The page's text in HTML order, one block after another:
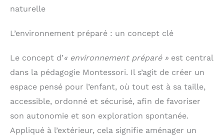
naturelle
L’environnement préparé : un concept clé
Le concept d’« environnement préparé » est central
dans la pédagogie Montessori. Il s’agit de créer un
espace pensé pour l’enfant, où tout est à sa taille,
accessible, ordonné et sécurisé, afin de favoriser
son autonomie et son exploration spontanée.
Appliqué à l’extérieur, cela signifie aménager un